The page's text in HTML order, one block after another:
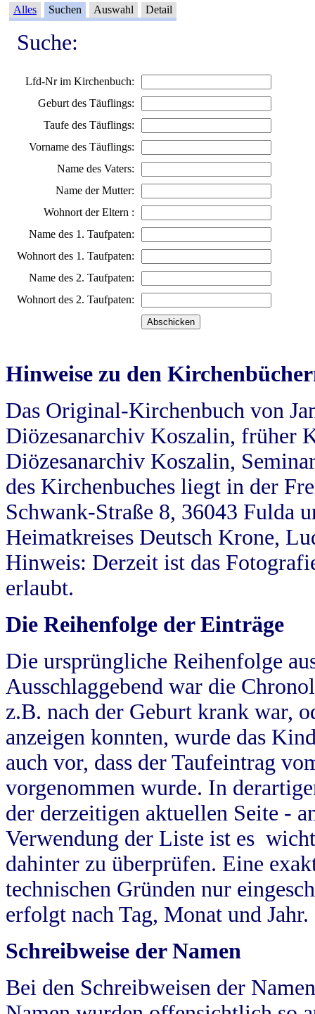
Alles Suchen Auswahl Detail
Suche:
Lfd-Nr im Kirchenbuch:
Geburt des Täuflings:
Taufe des Täuflings:
Vorname des Täuflings:
Name des Vaters:
Name der Mutter:
Wohnort der Eltern :
Name des 1. Taufpaten:
Wohnort des 1. Taufpaten:
Name des 2. Taufpaten:
Wohnort des 2. Taufpaten:
Hinweise zu den
Das Original-Kirchenbuch von
Diözesanarchiv Koszalin, früher
Diözesanarchiv Koszalin,
des Kirchenbuches liegt in der
Schwank-Straße 8, 36043 Fulda
Heimatkreises Deutsch Krone,
Hinweis: Derzeit ist das
erlaubt.
Die Reihenfolge der Einträge
Die ursprüngliche Reihenfolge
Ausschlaggebend war die
z.B. nach der Geburt krank war,
anzeigen konnten, wurde das
auch vor, dass der Taufeintrag
vorgenommen wurde. In
der derzeitigen aktuellen Seite -
Verwendung der Liste ist es
dahinter zu überprüfen. Eine
technischen Gründen nur
erfolgt nach Tag, Monat und Jahr.
Schreibweise der Namen
Bei den Schreibweisen der